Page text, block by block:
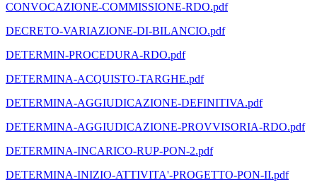
CONVOCAZIONE-COMMISSIONE-RDO.pdf
DECRETO-VARIAZIONE-DI-BILANCIO.pdf
DETERMIN-PROCEDURA-RDO.pdf
DETERMINA-ACQUISTO-TARGHE.pdf
DETERMINA-AGGIUDICAZIONE-DEFINITIVA.pdf
DETERMINA-AGGIUDICAZIONE-PROVVISORIA-RDO.pdf
DETERMINA-INCARICO-RUP-PON-2.pdf
DETERMINA-INIZIO-ATTIVITA'-PROGETTO-PON-II.pdf